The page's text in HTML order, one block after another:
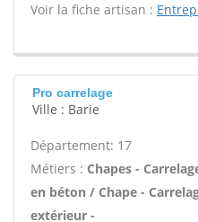
Voir la fiche artisan :
Pro carrelage
Ville : Barie
Département: 17
Métiers : Chapes -
en béton / Chape -
extérieur -